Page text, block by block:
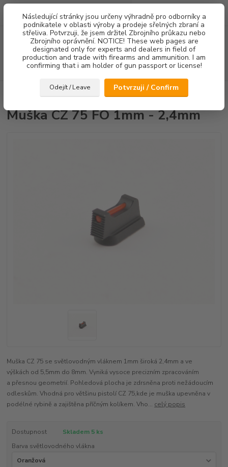
Následující stránky jsou určeny výhradně pro odborníky a
podnikatele v oblasti výroby a prodeje sřelných zbraní a
střeliva. Potvrzuji, že jsem držitel Zbrojního průkazu nebo
Zbrojního oprávnění. NOTICE! These web pages are
designated only for experts and dealers in field of
production and trade with firearms and ammunition. I am
confirming that i am holder of gun passport or license!
Odejít / Leave Potvrzuji / Confirm
Menu
Hledat
za0,00 Kč
Muška CZ 75 FO 1mm - 2,4mm
Muška CZ 75 FO 1mm - 2,4mm
Muška CZ 75 se světlovodným vláknem 1mm široká 2,4mm a ve
výškách od 5,5mm do 8mm. Vyniká vysoce precizním zpracováním
a přesnou geometrií. Pohledová plocha je zdrsněna proti nežádoucím
odleskům. Vhodná pro většinu pistolí CZ 75,kde je muška upevněna v
podélné rybině a zajištěna příčným kolíkem. Vho... celý popis
Dostupnost
Skladem 5 ks
Barva světlovodného vlákna